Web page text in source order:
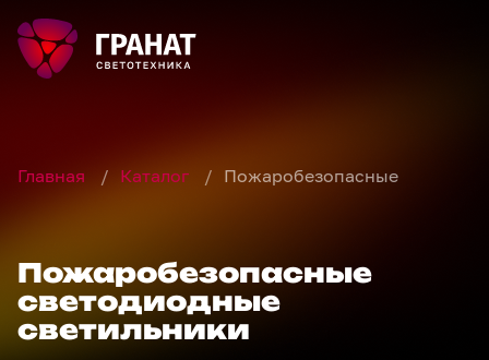
Главная / Каталог / Пожаробезопасные
Пожаробезопасные
светодиодные
светильники